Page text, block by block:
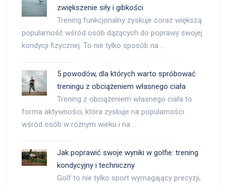
zwiększenie siły i gibkości
Trening funkcjonalny zyskuje coraz większą
popularność wśród osób dążących do poprawy swojej
kondycji fizycznej. To nie tylko sposób na …
5 powodów, dla których warto spróbować
treningu z obciążeniem własnego ciała
Trening z obciążeniem własnego ciała to
forma aktywności, która zyskuje na popularności
wśród osób w różnym wieku i na …
Jak poprawić swoje wyniki w golfie: trening
kondycyjny i techniczny
Golf to nie tylko sport wymagający precyzji,